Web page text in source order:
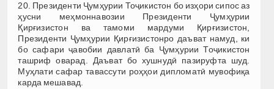
20. Президенти Ҷумҳурии Тоҷикистон бо изҳори сипос аз
ҳусни меҳмоннавозии Президенти Ҷумҳурии
Қирғизистон ва тамоми мардуми Қирғизистон,
Президенти Ҷумҳурии Қирғизистонро даъват намуд, ки
бо сафари ҷавобии давлатӣ ба Ҷумҳурии Тоҷикистон
ташриф оварад. Даъват бо хушнудӣ пазируфта шуд.
Муҳлати сафар тавассути роҳҳои дипломатӣ мувофиқа
карда мешавад.